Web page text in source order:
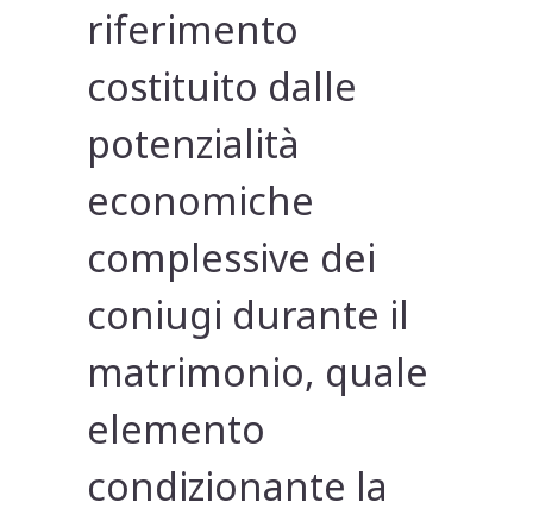
riferimento
costituito dalle
potenzialità
economiche
complessive dei
coniugi durante il
matrimonio, quale
elemento
condizionante la